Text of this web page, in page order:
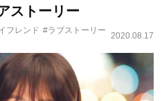
ストーリー
フレンド #ラブストーリー
2020.08.17